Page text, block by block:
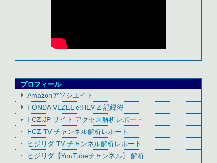
プロフィール
Amazonアソシエイト
HONDA VEZEL e:HEV Z 記録簿
HCZ.JP サイト アクセス解析レポート
HCZ TV チャンネル解析レポート
ヒジリダ TV チャンネル解析レポート
ヒジリダ【YouTubeチャンネル】 解析